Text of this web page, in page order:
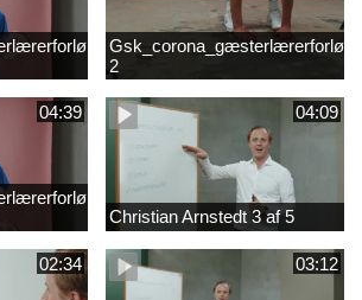
2
04:39 04:09
Christian Arnstedt 3 af 5
02:34 03:12